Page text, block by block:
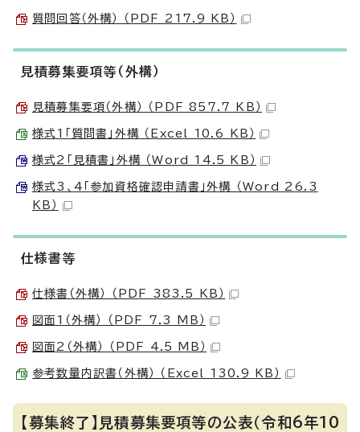
質問回答（外構） （PDF 217.9 KB）
見積募集要項等（外構）
見積募集要項（外構） （PDF 857.7 KB）
様式1「質問書」外構 （Excel 10.6 KB）
様式2「見積書」外構 （Word 14.5 KB）
様式3、4「参加資格確認申請書」外構 （Word 26.3
KB）
仕様書等
仕様書（外構） （PDF 383.5 KB）
図面1（外構） （PDF 7.3 MB）
図面2（外構） （PDF 4.5 MB）
参考数量内訳書（外構） （Excel 130.9 KB）
【募集終了】見積募集要項等の公表（令和6年10